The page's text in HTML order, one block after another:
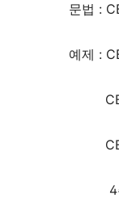
문법 :
예제 :
4주는 1